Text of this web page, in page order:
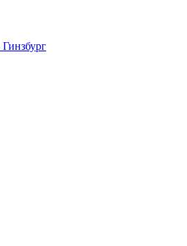
Гинзбург